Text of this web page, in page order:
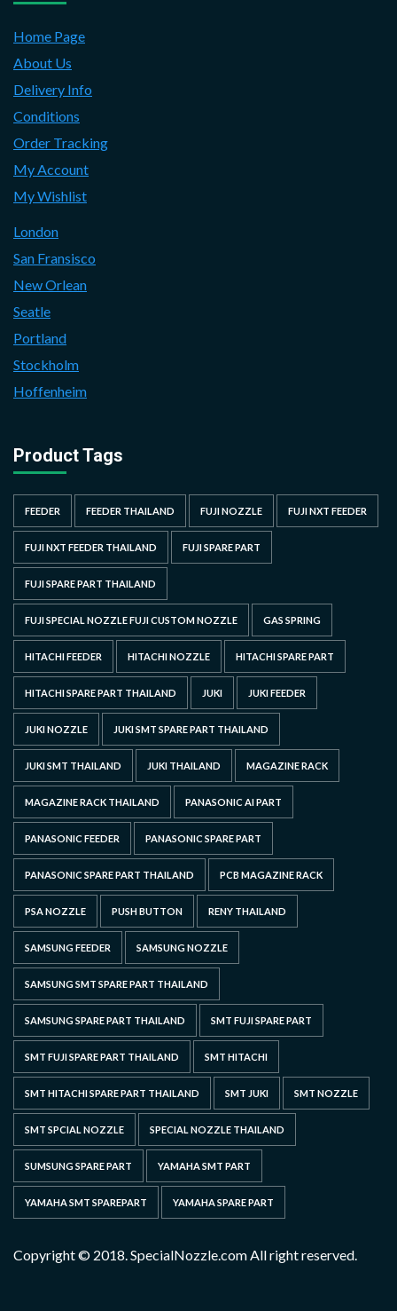
Home Page
About Us
Delivery Info
Conditions
Order Tracking
My Account
My Wishlist
London
San Fransisco
New Orlean
Seatle
Portland
Stockholm
Hoffenheim
Product Tags
FEEDER FEEDER THAILAND FUJI NOZZLE FUJI NXT FEEDER
FUJI NXT FEEDER THAILAND FUJI SPARE PART
FUJI SPARE PART THAILAND
FUJI SPECIAL NOZZLE FUJI CUSTOM NOZZLE GAS SPRING
HITACHI FEEDER HITACHI NOZZLE HITACHI SPARE PART
HITACHI SPARE PART THAILAND JUKI JUKI FEEDER
JUKI NOZZLE JUKI SMT SPARE PART THAILAND
JUKI SMT THAILAND JUKI THAILAND MAGAZINE RACK
MAGAZINE RACK THAILAND PANASONIC AI PART
PANASONIC FEEDER PANASONIC SPARE PART
PANASONIC SPARE PART THAILAND PCB MAGAZINE RACK
PSA NOZZLE PUSH BUTTON RENY THAILAND
SAMSUNG FEEDER SAMSUNG NOZZLE
SAMSUNG SMT SPARE PART THAILAND
SAMSUNG SPARE PART THAILAND SMT FUJI SPARE PART
SMT FUJI SPARE PART THAILAND SMT HITACHI
SMT HITACHI SPARE PART THAILAND SMT JUKI SMT NOZZLE
SMT SPCIAL NOZZLE SPECIAL NOZZLE THAILAND
SUMSUNG SPARE PART YAMAHA SMT PART
YAMAHA SMT SPAREPART YAMAHA SPARE PART
Copyright © 2018. SpecialNozzle.com All right reserved.